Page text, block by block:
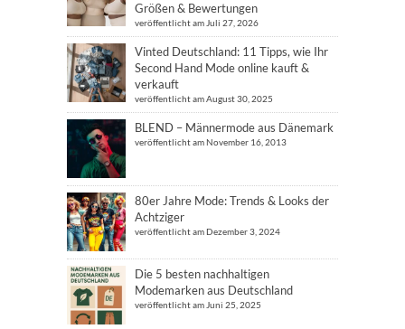
Größen & Bewertungen
veröffentlicht am Juli 27, 2026
Vinted Deutschland: 11 Tipps, wie Ihr
Second Hand Mode online kauft &
verkauft
veröffentlicht am August 30, 2025
BLEND – Männermode aus Dänemark
veröffentlicht am November 16, 2013
80er Jahre Mode: Trends & Looks der
Achtziger
veröffentlicht am Dezember 3, 2024
Die 5 besten nachhaltigen
Modemarken aus Deutschland
veröffentlicht am Juni 25, 2025